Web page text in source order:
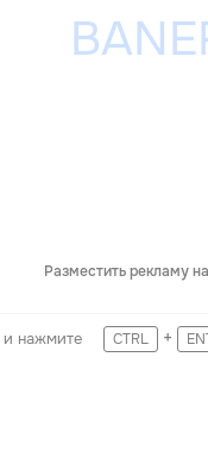
Разместить рекламу
и нажмите CTRL +